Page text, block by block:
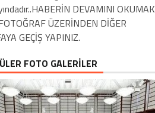
DEVAMINI OKUMAK
ÜZERİNDEN DİĞER
GEÇİŞ YAPINIZ.
FOTO GALERİLER